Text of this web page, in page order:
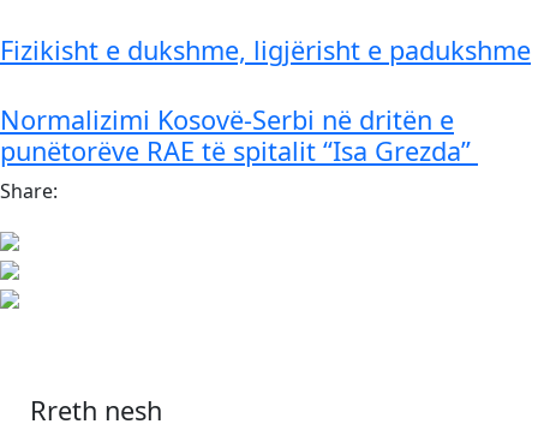
Fizikisht e dukshme, ligjërisht e padukshme
Normalizimi Kosovë-Serbi në dritën e
punëtorëve RAE të spitalit “Isa Grezda”
Share:
Rreth nesh